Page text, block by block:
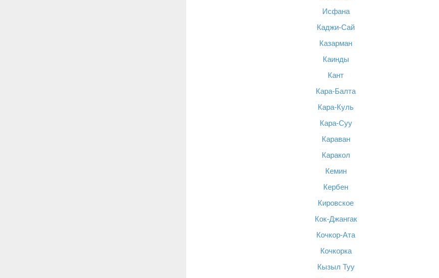
Исфана
Каджи-Сай
Казарман
Каинды
Кант
Кара-Балта
Кара-Куль
Кара-Суу
Караван
Каракол
Кемин
Кербен
Кировское
Кок-Джангак
Кочкор-Ата
Кочкорка
Кызыл Туу